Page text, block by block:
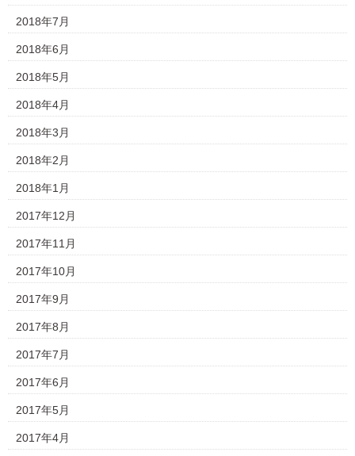
2018年7月
2018年6月
2018年5月
2018年4月
2018年3月
2018年2月
2018年1月
2017年12月
2017年11月
2017年10月
2017年9月
2017年8月
2017年7月
2017年6月
2017年5月
2017年4月